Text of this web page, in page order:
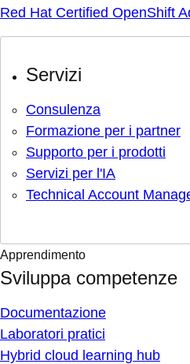
Red Hat Certified OpenShift
Servizi
Consulenza
Formazione per i partner
Supporto per i prodotti
Servizi per l'IA
Technical Account
Apprendimento
Sviluppa competenze
Documentazione
Laboratori pratici
Hybrid cloud learning hub